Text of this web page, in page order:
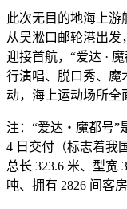
此次无目的地海上游
从吴淞口邮轮港出发
迎接首航，“爱达 ·
行演唱、脱口秀、魔
动，海上运动场所全
注：“爱达・魔都号”
4 日交付（标志着我
总长 323.6 米、型宽
吨、拥有 2826 间客